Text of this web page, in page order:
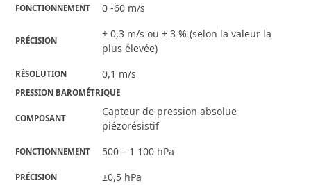
FONCTIONNEMENT 0 -60 m/s
PRÉCISION
± 0,3 m/s ou ± 3 % (selon la valeur la
plus élevée)
RÉSOLUTION 0,1 m/s
PRESSION BAROMÉTRIQUE
COMPOSANT
Capteur de pression absolue
piézorésistif
FONCTIONNEMENT 500 – 1 100 hPa
PRÉCISION ±0,5 hPa